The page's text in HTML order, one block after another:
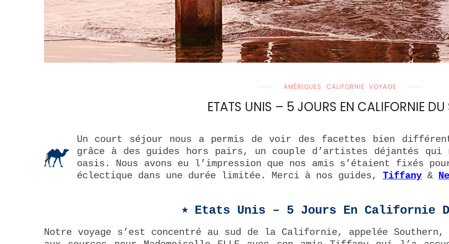
AMÉRIQUES CALIFORNIE VOYAGE
ETATS UNIS – 5 JOURS EN CALIFORNIE DU
Un court séjour nous a permis de voir des facettes bien
grâce à des guides hors pairs, un couple d’artistes déjantés qui
oasis. Nous avons eu l’impression que nos amis s’étaient fixés
éclectique dans une durée limitée. Merci à nos guides, Tiffany &
⭒ Etats Unis – 5 Jours En Californie
Notre voyage s’est concentré au sud de la Californie, appelée Southern,